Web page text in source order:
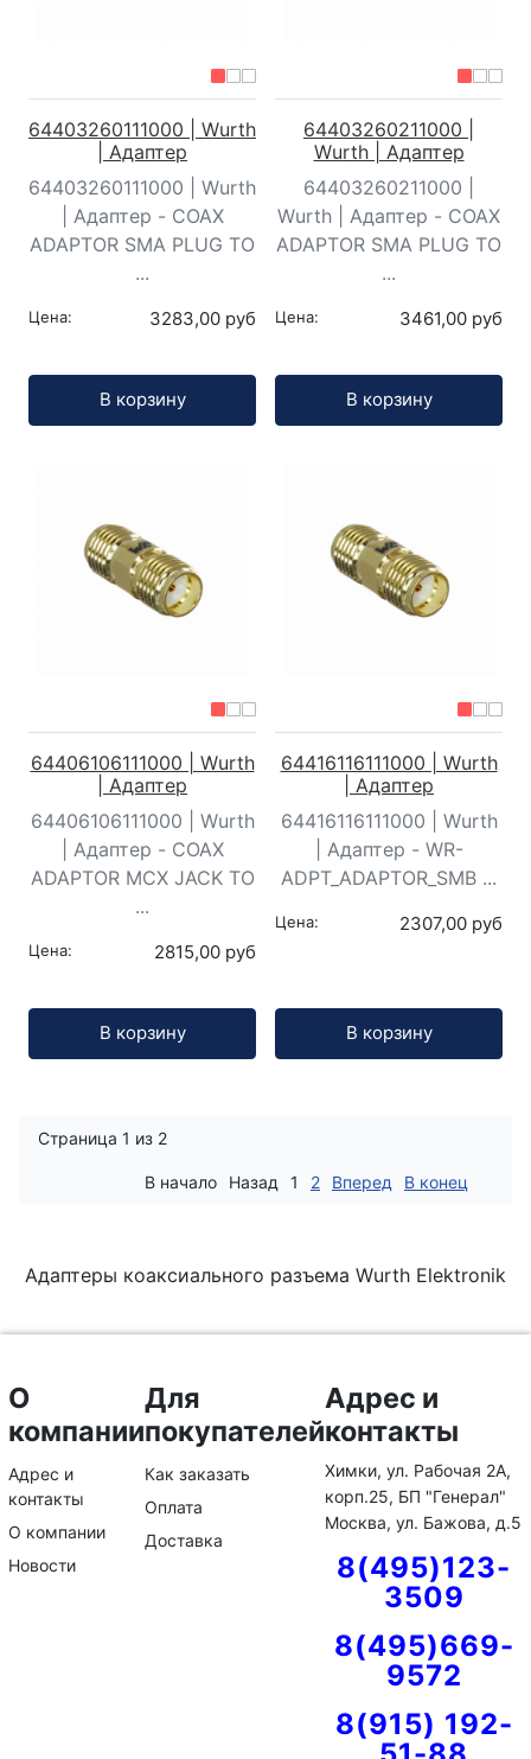
64403260111000 | Wurth
| Адаптер
64403260111000 | Wurth
| Адаптер - COAX
ADAPTOR SMA PLUG TO
...
Цена: 3283,00 руб
В корзину
64403260211000 |
Wurth | Адаптер
64403260211000 |
Wurth | Адаптер - COAX
ADAPTOR SMA PLUG TO
...
Цена: 3461,00 руб
В корзину
64406106111000 | Wurth
| Адаптер
64406106111000 | Wurth
| Адаптер - COAX
ADAPTOR MCX JACK TO
...
Цена: 2815,00 руб
В корзину
64416116111000 | Wurth
| Адаптер
64416116111000 | Wurth
| Адаптер - WR-
ADPT_ADAPTOR_SMB ...
Цена: 2307,00 руб
В корзину
Страница 1 из 2
В начало Назад 1 2 Вперед В конец
Адаптеры коаксиального разъема Wurth Elektronik
О
компании
Адрес и
контакты
О компании
Новости
Для
покупателей
Как заказать
Оплата
Доставка
Адрес и
контакты
Химки, ул. Рабочая 2А,
корп.25, БП "Генерал"
Москва, ул. Бажова, д.5
8(495)123-
3509
8(495)669-
9572
8(915) 192-